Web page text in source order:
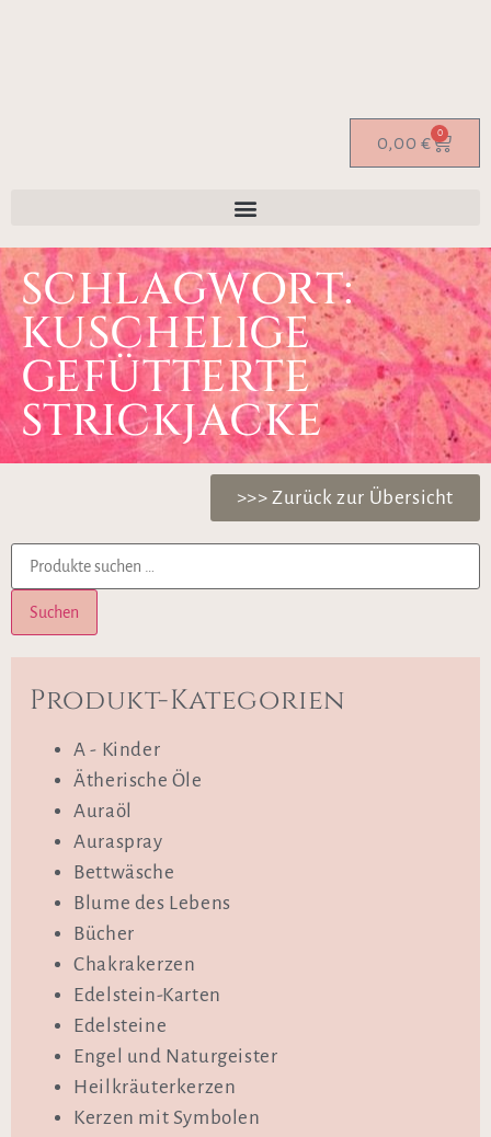
0,00 € 0
SCHLAGWORT:
KUSCHELIGE
GEFÜTTERTE
STRICKJACKE
>>> Zurück zur Übersicht
Suchen
Produkt-Kategorien
A - Kinder
Ätherische Öle
Auraöl
Auraspray
Bettwäsche
Blume des Lebens
Bücher
Chakrakerzen
Edelstein-Karten
Edelsteine
Engel und Naturgeister
Heilkräuterkerzen
Kerzen mit Symbolen